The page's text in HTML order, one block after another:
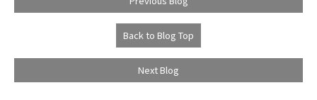
Back to Blog Top
Next Blog